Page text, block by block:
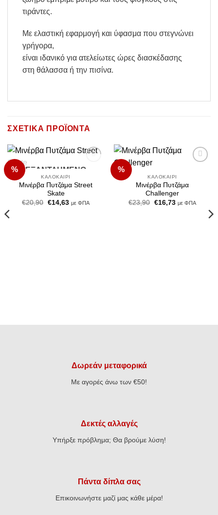
τιράντες.
Με ελαστική εφαρμογή και ύφασμα που στεγνώνει
γρήγορα,
είναι ιδανικό για ατελείωτες ώρες διασκέδασης
στη θάλασσα ή την πισίνα.
ΣΧΕΤΙΚΆ ΠΡΟΪΌΝΤΑ
%
Add to
ΕΞΑΝΤΛΗΜΈΝΟ
ΚΑΛΟΚΑΊΡΙ
Μινέρβα Πυτζάμα Street
Skate
€20,90 Original
€14,63Ημε ΦΠΑ
%
ΚΑΛΟΚΑΊΡΙ
Μινέρβα Πυτζάμα
Challenger
€23,90 Original
€16,73Ημε ΦΠΑ
Δωρεάν μεταφορικά
Με αγορές άνω των €50!
Δεκτές αλλαγές
Υπήρξε πρόβλημα; Θα βρούμε λύση!
Πάντα δίπλα σας
Επικοινωνήστε μαζί μας κάθε μέρα!